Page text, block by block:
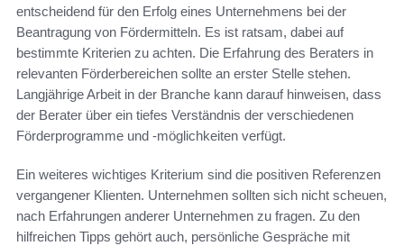
entscheidend für den Erfolg eines Unternehmens bei der
Beantragung von Fördermitteln. Es ist ratsam, dabei auf
bestimmte Kriterien zu achten. Die Erfahrung des Beraters in
relevanten Förderbereichen sollte an erster Stelle stehen.
Langjährige Arbeit in der Branche kann darauf hinweisen, dass
der Berater über ein tiefes Verständnis der verschiedenen
Förderprogramme und -möglichkeiten verfügt.
Ein weiteres wichtiges Kriterium sind die positiven Referenzen
vergangener Klienten. Unternehmen sollten sich nicht scheuen,
nach Erfahrungen anderer Unternehmen zu fragen. Zu den
hilfreichen Tipps gehört auch, persönliche Gespräche mit